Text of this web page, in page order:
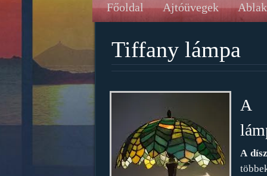
Főoldal Ajtóüvegek
Tiffany lámpa
A
A